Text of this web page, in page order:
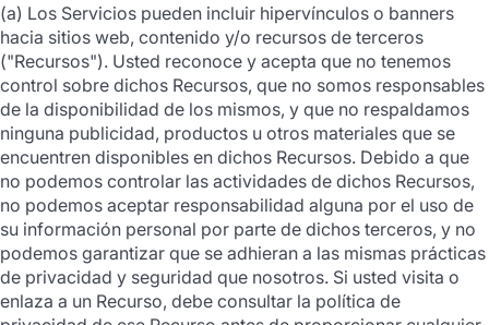
(a) Los Servicios pueden incluir hipervínculos o banners
hacia sitios web, contenido y/o recursos de terceros
("Recursos"). Usted reconoce y acepta que no tenemos
control sobre dichos Recursos, que no somos responsables
de la disponibilidad de los mismos, y que no respaldamos
ninguna publicidad, productos u otros materiales que se
encuentren disponibles en dichos Recursos. Debido a que
no podemos controlar las actividades de dichos Recursos,
no podemos aceptar responsabilidad alguna por el uso de
su información personal por parte de dichos terceros, y no
podemos garantizar que se adhieran a las mismas prácticas
de privacidad y seguridad que nosotros. Si usted visita o
enlaza a un Recurso, debe consultar la política de